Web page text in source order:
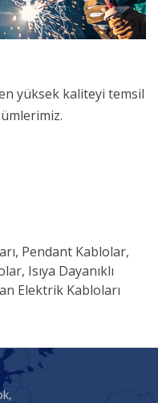
yüksek kaliteyi temsil
, Pendant Kablolar,
, Isıya Dayanıklı
Elektrik Kabloları